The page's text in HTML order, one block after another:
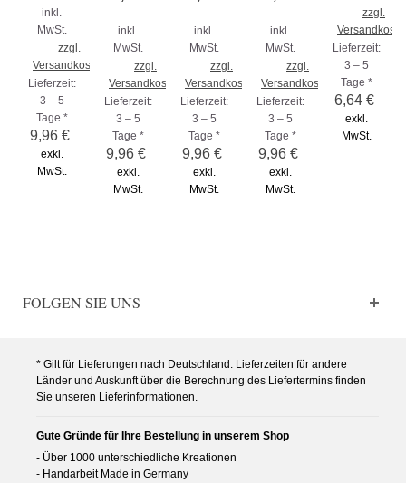
inkl.
MwSt.
zzgl.
Versandkosten
Lieferzeit:
3 – 5
Tage *
9,96 €
exkl.
MwSt.
inkl.
MwSt.
zzgl.
Versandkosten
Lieferzeit:
3 – 5
Tage *
9,96 €
exkl.
MwSt.
inkl.
MwSt.
zzgl.
Versandkosten
Lieferzeit:
3 – 5
Tage *
9,96 €
exkl.
MwSt.
inkl.
MwSt.
zzgl.
Versandkosten
Lieferzeit:
3 – 5
Tage *
9,96 €
exkl.
MwSt.
zzgl.
Lieferzeit:
3 – 5
Tage *
6,64 €
exkl.
MwSt.
FOLGEN SIE UNS
* Gilt für Lieferungen nach Deutschland. Lieferzeiten für andere
Länder und Auskunft über die Berechnung des Liefertermins finden
Sie unseren Lieferinformationen.
Gute Gründe für Ihre Bestellung in unserem Shop
- Über 1000 unterschiedliche Kreationen
- Handarbeit Made in Germany